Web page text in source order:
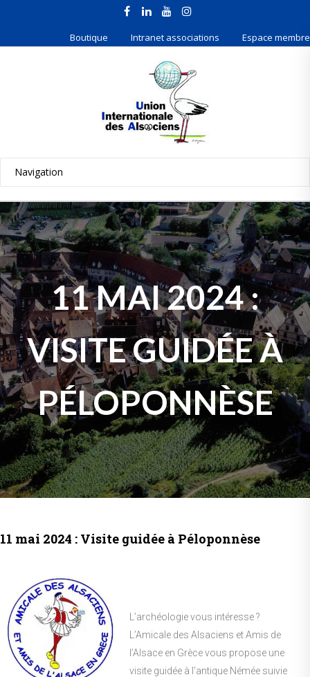
Boutique Intranet associations Espace membre
11 MAI 2024 :
VISITE GUIDÉE À
PÉLOPONNÈSE
11 mai 2024 : Visite guidée à Péloponnèse
L’archéologie vous intéresse ?
L’Amicale des Alsaciens et Amis de
l’Alsace en Grèce vous propose une
visite guidée à l’antique Némée suivie